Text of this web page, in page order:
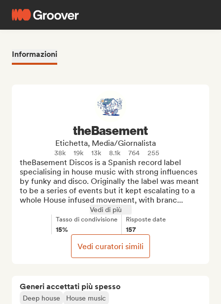
Informazioni
Generi accettati più spesso
Deep house House music
theBasement
Etichetta, Media/Giornalista
38k 19k 13k 8.1k 764 255
theBasement Discos is a Spanish record label
specialising in house music with strong influences
by funky and disco. Originally the label was meant
to be a series of events but it kept escalating to a
whole House infused movement, with branc...
Vedi di più
Tasso di condivisione
15%
Risposte date
157
Vedi curatori simili